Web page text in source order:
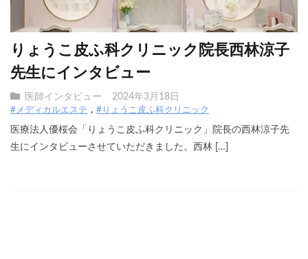
りょうこ皮ふ科クリニック院長西林涼子
先生にインタビュー
医師インタビュー 2024年3月18日
#メディカルエステ #りょうこ皮ふ科クリニック
医療法人優桜会「りょうこ皮ふ科クリニック」院長の西林涼子先
生にインタビューさせていただきました。西林 […]